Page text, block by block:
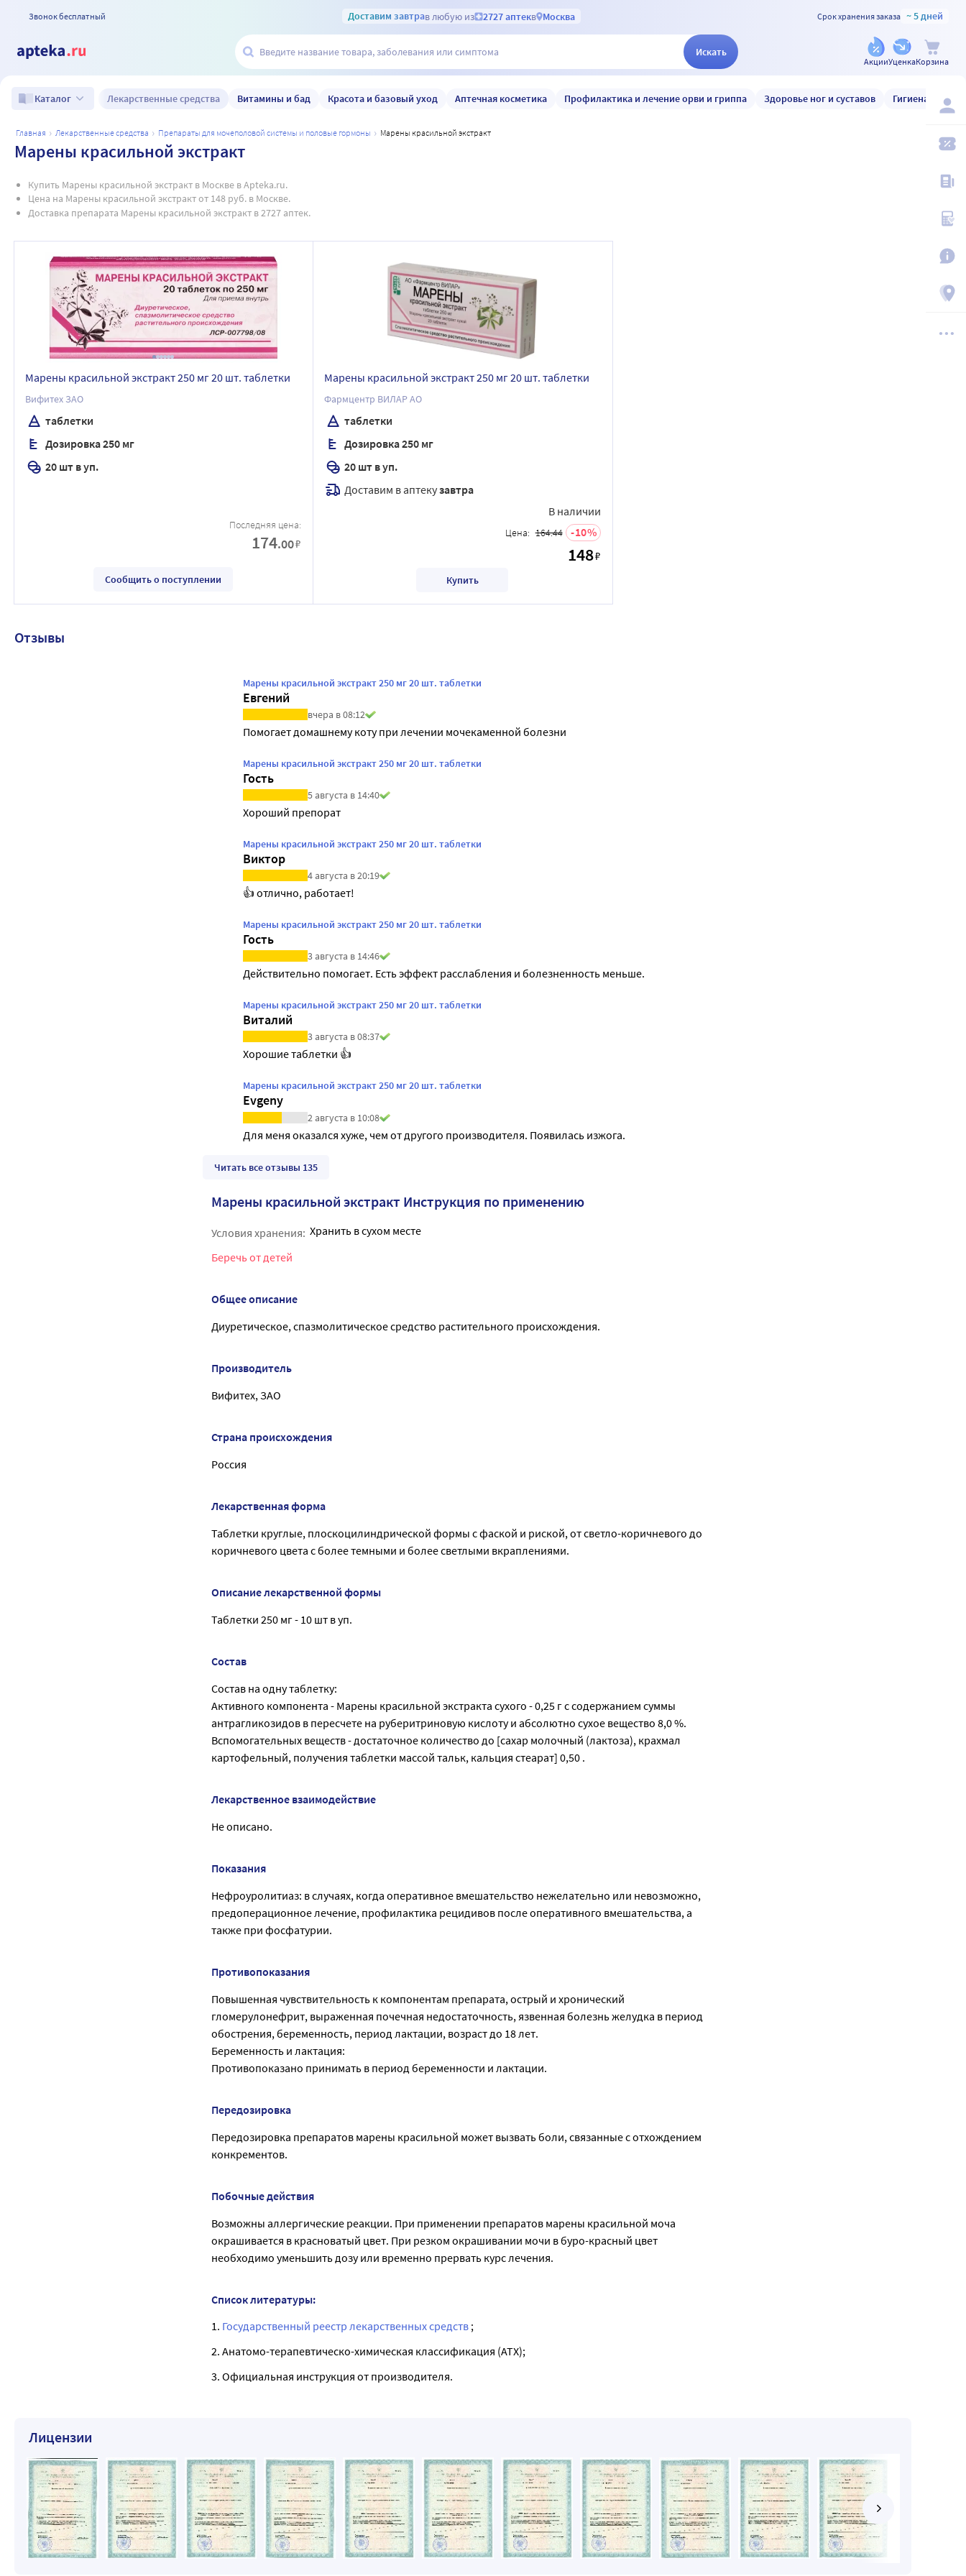
Звонок бесплатный Доставим завтрав любую из 2727 аптекв Москва Срок хранения заказа ~ 5 дней
Искать
АкцииУценкаКорзина
Каталог Лекарственные средства Витамины и бад Красота и базовый уход Аптечная косметика Профилактика и лечение орви и гриппа Здоровье ног и суставов Гигиена и уход
главная лекарственные средства препараты для мочеполовой системы и половые гормоны марены красильной экстракт
Марены красильной экстракт
Купить Марены красильной экстракт в Москве в Apteka.ru.
Цена на Марены красильной экстракт от 148 руб. в Москве.
Доставка препарата Марены красильной экстракт в 2727 аптек.
Марены красильной экстракт 250 мг 20 шт. таблетки
Вифитех ЗАО
таблетки
Дозировка 250 мг
20 шт в уп.
Последняя цена:
174.00₽
Сообщить о поступлении
Марены красильной экстракт 250 мг 20 шт. таблетки
Фармцентр ВИЛАР АО
таблетки
Дозировка 250 мг
20 шт в уп.
Доставим в аптекузавтра
В наличии
Цена: 164.44 10
148₽
Купить
Отзывы
Марены красильной экстракт 250 мг 20 шт. таблетки
Евгений
вчера в 08:12
Помогает домашнему коту при лечении мочекаменной болезни
Марены красильной экстракт 250 мг 20 шт. таблетки
Гость
5 августа в 14:40
Хороший препорат
Марены красильной экстракт 250 мг 20 шт. таблетки
Виктор
4 августа в 20:19
👍 отлично, работает!
Марены красильной экстракт 250 мг 20 шт. таблетки
Гость
3 августа в 14:46
Действительно помогает. Есть эффект расслабления и болезненность меньше.
Марены красильной экстракт 250 мг 20 шт. таблетки
Виталий
3 августа в 08:37
Хорошие таблетки 👍
Марены красильной экстракт 250 мг 20 шт. таблетки
Evgeny
2 августа в 10:08
Для меня оказался хуже, чем от другого производителя. Появилась изжога.
Читать все отзывы 135
Марены красильной экстракт Инструкция по применению
Условия хранения: Хранить в сухом месте
Беречь от детей
Общее описание
Диуретическое, спазмолитическое средство растительного происхождения.
Производитель
Вифитех, ЗАО
Страна происхождения
Россия
Лекарственная форма
Таблетки круглые, плоскоцилиндрической формы с фаской и риской, от светло-коричневого до
коричневого цвета с более темными и более светлыми вкраплениями.
Описание лекарственной формы
Таблетки 250 мг - 10 шт в уп.
Состав
Состав на одну таблетку:
Активного компонента - Марены красильной экстракта сухого - 0,25 г с содержанием суммы
антрагликозидов в пересчете на руберитриновую кислоту и абсолютно сухое вещество 8,0 %.
Вспомогательных веществ - достаточное количество до [сахар молочный (лактоза), крахмал
картофельный, получения таблетки массой тальк, кальция стеарат] 0,50 .
Лекарственное взаимодействие
Не описано.
Показания
Нефроуролитиаз: в случаях, когда оперативное вмешательство нежелательно или невозможно,
предоперационное лечение, профилактика рецидивов после оперативного вмешательства, а
также при фосфатурии.
Противопоказания
Повышенная чувствительность к компонентам препарата, острый и хронический
гломерулонефрит, выраженная почечная недостаточность, язвенная болезнь желудка в период
обострения, беременность, период лактации, возраст до 18 лет.
Беременность и лактация:
Противопоказано принимать в период беременности и лактации.
Передозировка
Передозировка препаратов марены красильной может вызвать боли, связанные с отхождением
конкрементов.
Побочные действия
Возможны аллергические реакции. При применении препаратов марены красильной моча
окрашивается в красноватый цвет. При резком окрашивании мочи в буро-красный цвет
необходимо уменьшить дозу или временно прервать курс лечения.
Список литературы:
1. Государственный реестр лекарственных средств ;
2. Анатомо-терапевтическо-химическая классификация (ATX);
3. Официальная инструкция от производителя.
Лицензии